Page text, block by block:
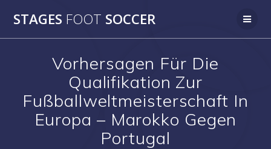
to
STAGES FOOT SOCCER
Vorhersagen Für Die
Qualifikation Zur
Fußballweltmeisterschaft In
Europa – Marokko Gegen
Portugal